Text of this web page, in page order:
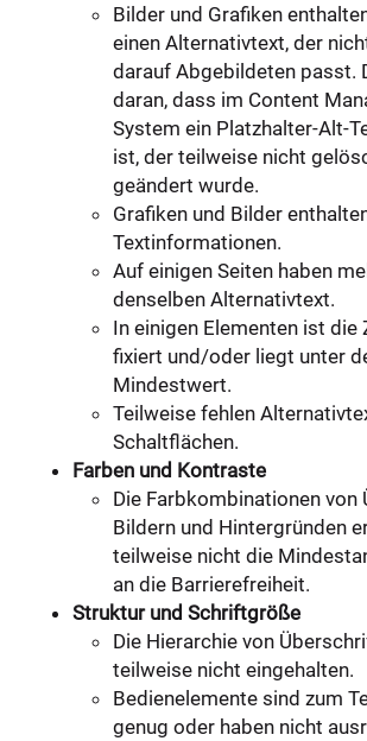
Bilder und Grafiken
einen Alternativtext, der
darauf Abgebildeten passt.
daran, dass im Content
System ein Platzhalter-Alt-
ist, der teilweise nicht
geändert wurde.
Grafiken und Bilder
Textinformationen.
Auf einigen Seiten haben
denselben Alternativtext.
In einigen Elementen ist die
fixiert und/oder liegt unter
Mindestwert.
Teilweise fehlen
Schaltflächen.
Farben und Kontraste
Die Farbkombinationen von
Bildern und Hintergründen
teilweise nicht die
an die Barrierefreiheit.
Struktur und Schriftgröße
Die Hierarchie von
teilweise nicht eingehalten.
Bedienelemente sind zum
genug oder haben nicht